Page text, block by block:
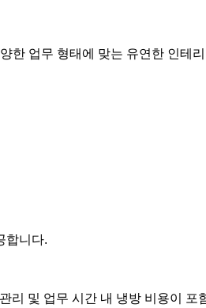
한 업무 형태에 맞는 유연한 인테
합니다.
리 및 업무 시간 내 냉방 비용이 포